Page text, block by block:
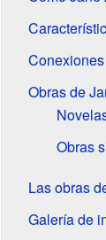
Obras de
Obras
Las obras
Galería de